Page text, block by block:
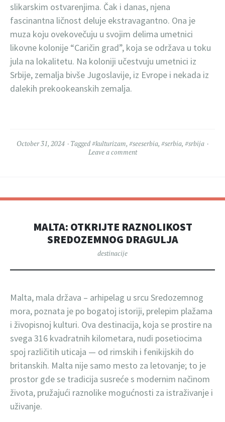
slikarskim ostvarenjima. Čak i danas, njena
fascinantna ličnost deluje ekstravagantno. Ona je
muza koju ovekovečuju u svojim delima umetnici
likovne kolonije “Caričin grad”, koja se održava u toku
jula na lokalitetu. Na koloniji učestvuju umetnici iz
Srbije, zemalja bivše Jugoslavije, iz Evrope i nekada iz
dalekih prekookeanskih zemalja.
October 31, 2024 Tagged#kulturizam, #seeserbia, #serbia, #srbija
Leave a comment
MALTA: OTKRIJTE RAZNOLIKOST
SREDOZEMNOG DRAGULJA
destinacije
Malta, mala država – arhipelag u srcu Sredozemnog
mora, poznata je po bogatoj istoriji, prelepim plažama
i živopisnoj kulturi. Ova destinacija, koja se prostire na
svega 316 kvadratnih kilometara, nudi posetiocima
spoj različitih uticaja — od rimskih i fenikijskih do
britanskih. Malta nije samo mesto za letovanje; to je
prostor gde se tradicija susreće s modernim načinom
života, pružajući raznolike mogućnosti za istraživanje i
uživanje.